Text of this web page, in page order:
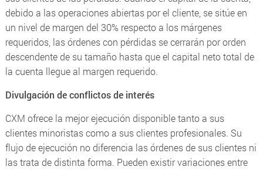
debido a las operaciones abiertas por el cliente, se sitúe en
un nivel de margen del 30% respecto a los márgenes
requeridos, las órdenes con pérdidas se cerrarán por orden
descendente de su tamaño hasta que el capital neto total de
la cuenta llegue al margen requerido.
Divulgación de conflictos de interés
CXM ofrece la mejor ejecución disponible tanto a sus
clientes minoristas como a sus clientes profesionales. Su
flujo de ejecución no diferencia las órdenes de sus clientes ni
las trata de distinta forma. Pueden existir variaciones entre